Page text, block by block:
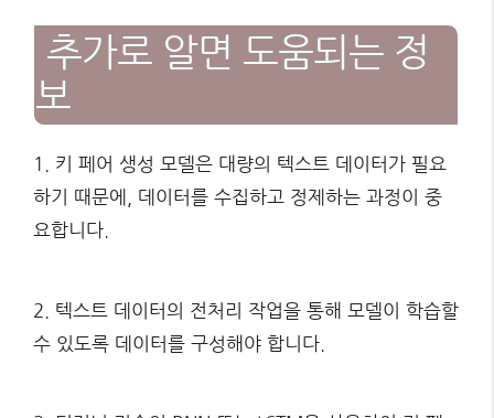
추가로 알면 도움되는 정
보
1. 키 페어 생성 모델은 대량의 텍스트 데이터가 필요
하기 때문에, 데이터를 수집하고 정제하는 과정이 중
요합니다.
2. 텍스트 데이터의 전처리 작업을 통해 모델이 학습할
수 있도록 데이터를 구성해야 합니다.